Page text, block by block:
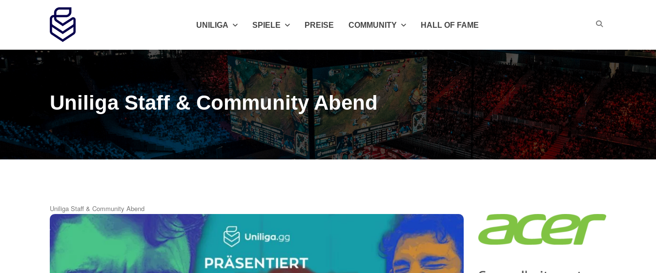
UNILIGA SPIELE PREISE COMMUNITY HALL OF FAME
Uniliga Staff & Community Abend
Uniliga Staff & Community Abend